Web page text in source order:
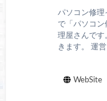
パソコン修理
で「パソコ
理屋さんです
きます。 運
WebSite